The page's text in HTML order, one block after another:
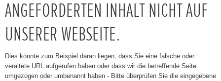
Unser Autohaus
ANGEFORDERTEN INHALT NICHT AUF
UNSERER WEBSEITE.
Dies könnte zum Beispiel daran liegen, dass Sie eine falsche oder
veraltete URL aufgerufen haben oder dass wir die betreffende Seite
umgezogen oder umbenannt haben - Bitte überprüfen Sie die eingegebene